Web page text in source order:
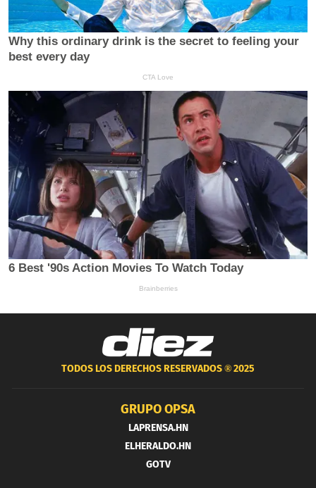
TODOS LOS DERECHOS RESERVADOS ®2025
GRUPO OPSA
LAPRENSA.HN
ELHERALDO.HN
GOTV